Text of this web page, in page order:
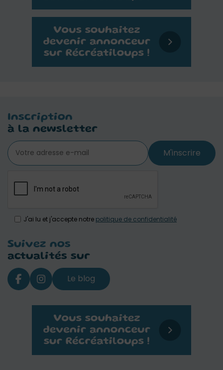
Inscription
à la newsletter
M'inscrire
J'ai lu et j'accepte notre politique de confidentialité
Suivez nos
actualités sur
Le blog